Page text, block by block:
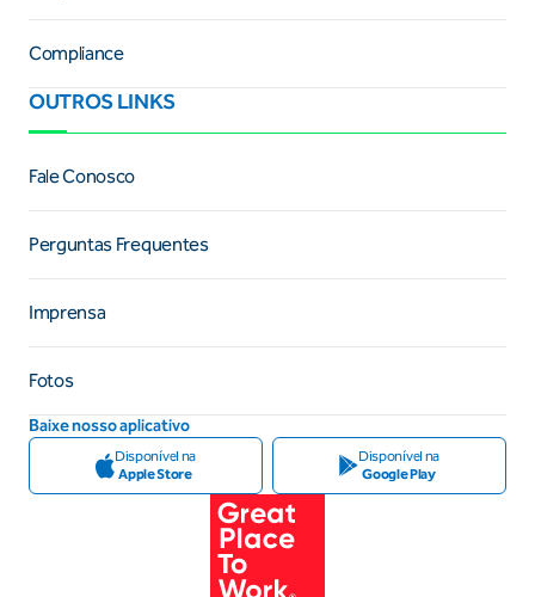
Compliance
OUTROS LINKS
Fale Conosco
Perguntas Frequentes
Imprensa
Fotos
Baixe nosso aplicativo
Disponível na
Apple Store
Disponível na
Google Play